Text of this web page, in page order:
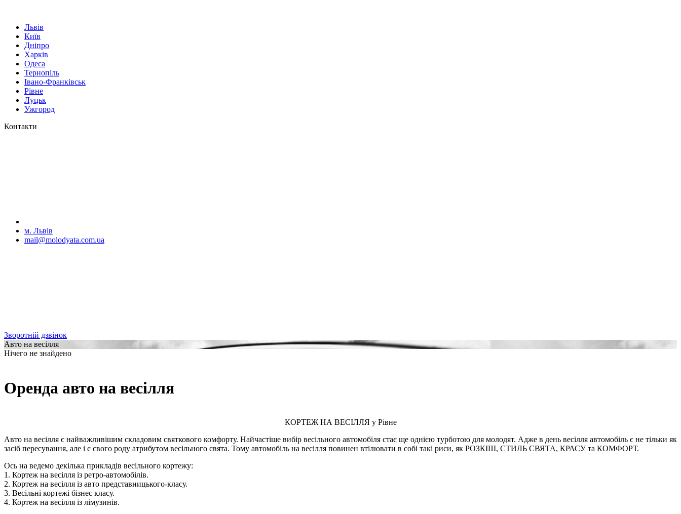
Львів
Київ
Дніпро
Харків
Одеса
Тернопіль
Івано-Франківськ
Рівне
Луцьк
Ужгород
Контакти
м. Львів
mail@molodyata.com.ua
Зворотній дзвінок
Авто на весілля
Нічего не знайдено
Оренда авто на весілля
КОРТЕЖ НА ВЕСІЛЛЯ у Рівне
Авто на весілля є найважливішим складовим святкового комфорту. Найчастіше вибір весільного автомобіля стає ще однією турботою для молодят. Адже в день весілля автомобіль є не тільки як
засіб пересування, але і є свого роду атрибутом весільного свята. Тому автомобіль на весілля повинен втілювати в собі такі риси, як РОЗКІШ, СТИЛЬ СВЯТА, КРАСУ та КОМФОРТ.
Ось на ведемо декілька прикладів весільного кортежу:
1. Кортеж на весілля із ретро-автомобілів.
2. Кортеж на весілля із авто представницького-класу.
3. Весільні кортежі бізнес класу.
4. Кортеж на весілля із лімузинів.